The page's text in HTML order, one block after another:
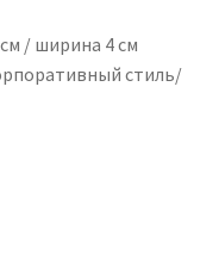
/ ширина 4 см
стиль/